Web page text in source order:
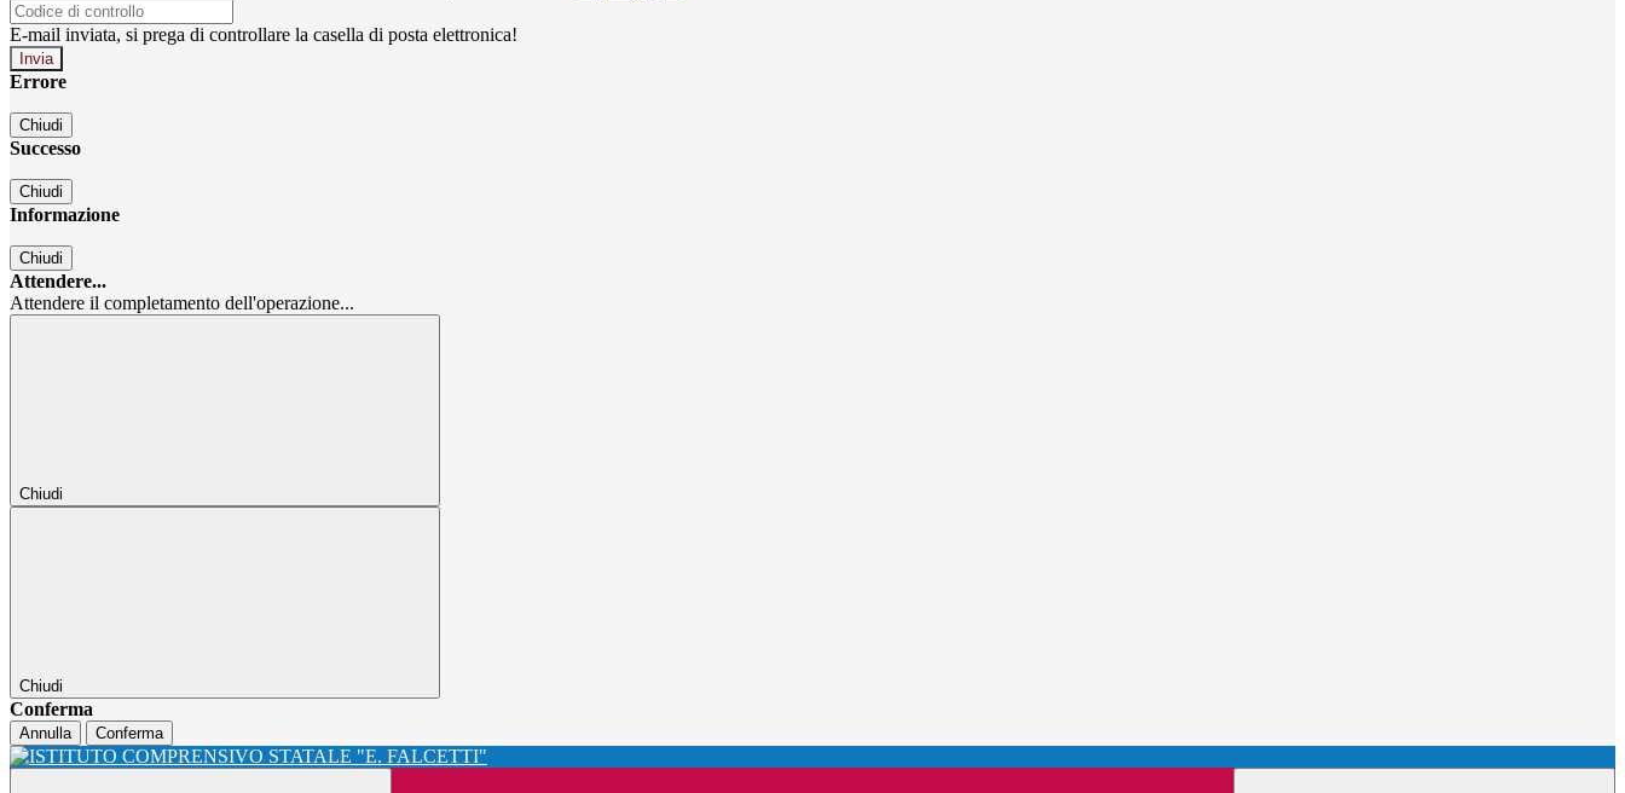
E-mail inviata, si prega di controllare la casella di posta elettronica!
Errore
Chiudi
Successo
Chiudi
Informazione
Chiudi
Attendere...
Attendere il completamento dell'operazione...
Chiudi
Chiudi
Conferma
Annulla Conferma